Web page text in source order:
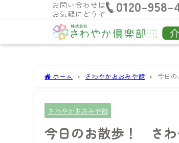
お問い合わせは
お気軽にどうぞ
0120-958-
ホーム さわやかおおみや館 今日
さわやかおおみや館
今日のお散歩！ さわ